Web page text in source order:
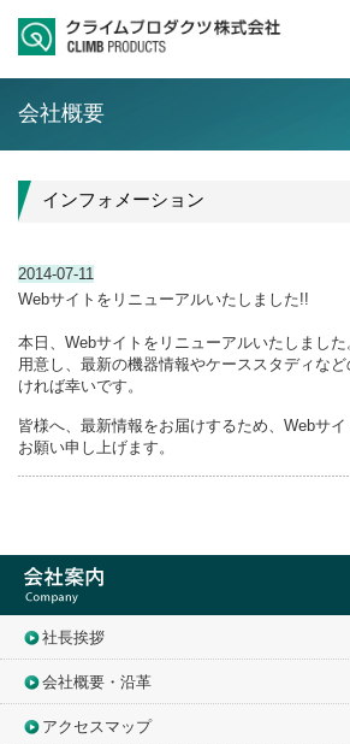
会社概要
インフォメーション
2014-07-11
Webサイトをリニューアルいたしました!!
本日、Webサイトをリニューアルいたしまし
用意し、最新の機器情報やケーススタディな
ければ幸いです。
皆様へ、最新情報をお届けするため、Webサ
お願い申し上げます。
社長挨拶
会社概要・沿革
アクセスマップ